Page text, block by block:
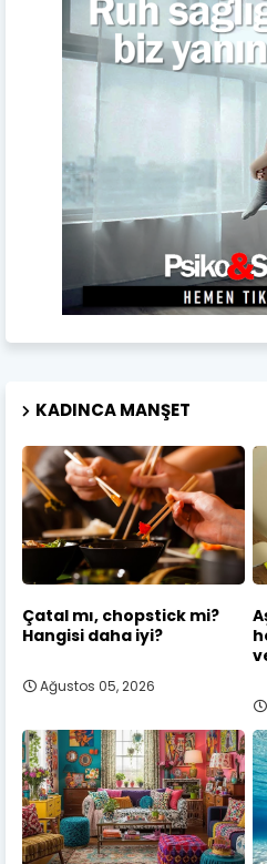
KADINCA MANŞET
Çatal mı, chopstick mi?
Hangisi daha iyi?
Ağustos 05, 2026